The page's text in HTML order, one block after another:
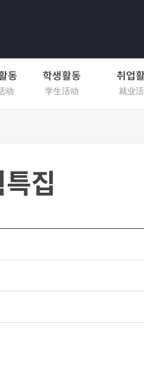
동
动
학생활동
学生活动
취업
就业
집